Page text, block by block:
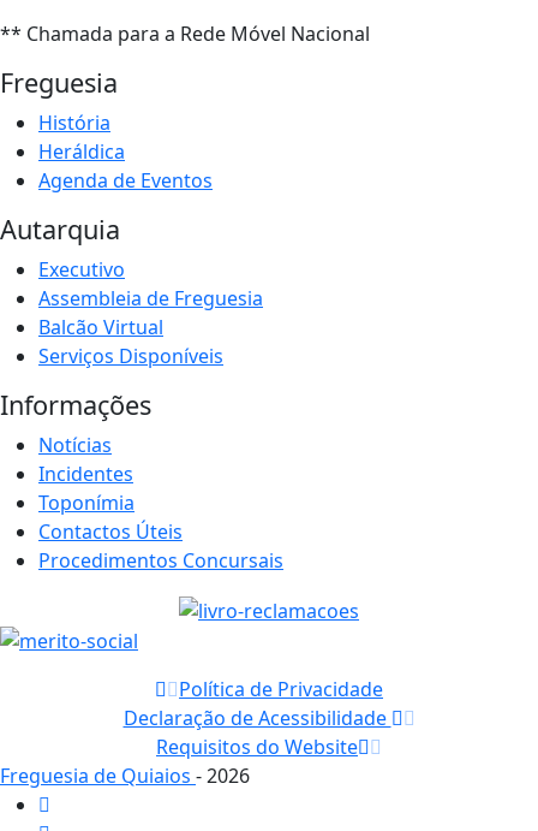
** Chamada para a Rede Móvel Nacional
Freguesia
História
Heráldica
Agenda de Eventos
Autarquia
Executivo
Assembleia de Freguesia
Balcão Virtual
Serviços Disponíveis
Informações
Notícias
Incidentes
Toponímia
Contactos Úteis
Procedimentos Concursais
Política de Privacidade
Declaração de Acessibilidade
Requisitos do Website
Freguesia de Quiaios - 2026